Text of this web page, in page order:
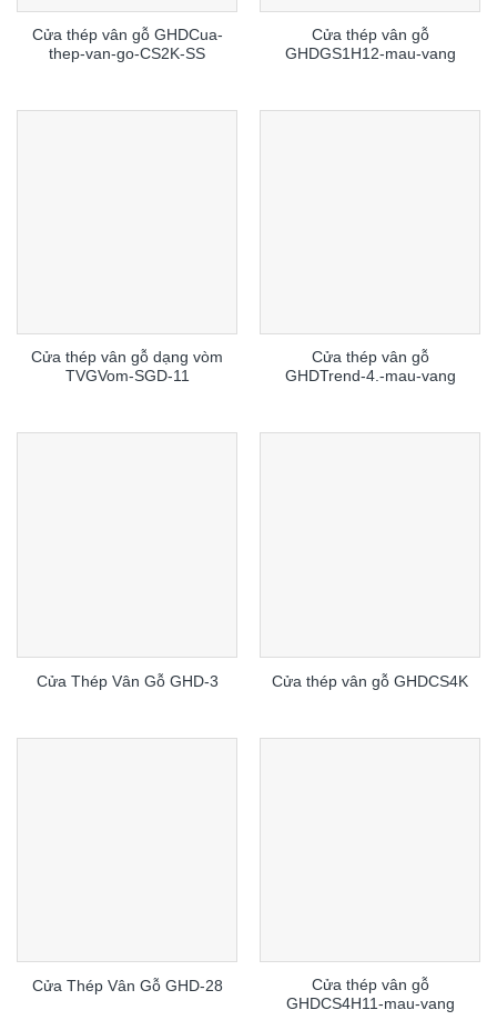
Cửa thép vân gỗ GHDCua-
thep-van-go-CS2K-SS
Cửa thép vân gỗ
GHDGS1H12-mau-vang
Cửa thép vân gỗ dạng vòm
TVGVom-SGD-11
Cửa thép vân gỗ
GHDTrend-4.-mau-vang
Cửa Thép Vân Gỗ GHD-3 Cửa thép vân gỗ GHDCS4K
Cửa Thép Vân Gỗ GHD-28
Cửa thép vân gỗ
GHDCS4H11-mau-vang